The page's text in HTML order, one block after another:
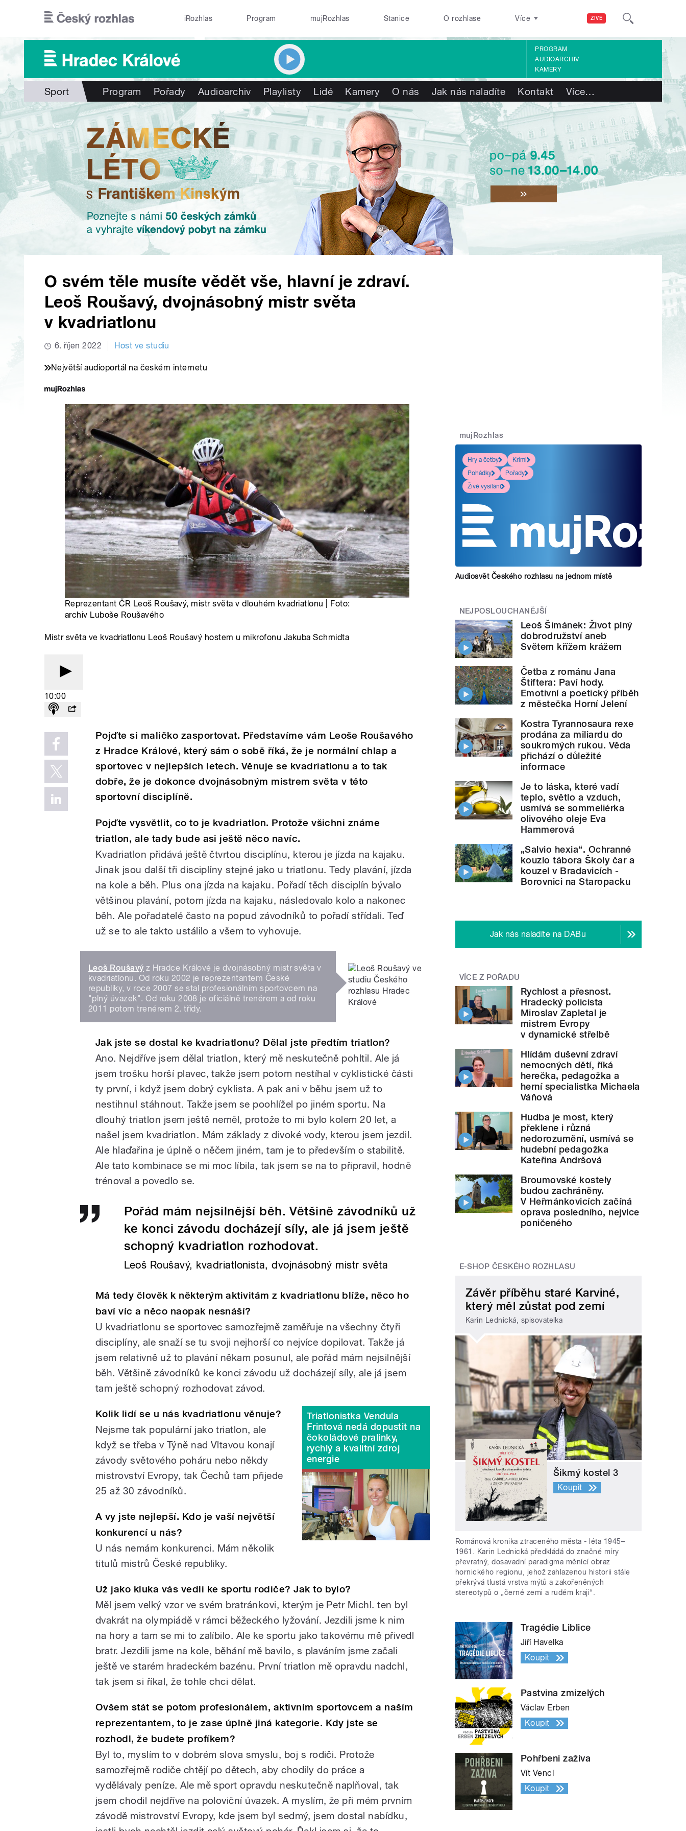
ŽIVĚ
iRozhlas Program mujRozhlas Stanice O rozhlase Více
PROGRAM
AUDIOARCHIV
KAMERY
Sport Program Pořady Audioarchiv Playlisty Lidé Kamery O nás Jak nás naladíte Kontakt Více…
O svém těle musíte vědět vše, hlavní je zdraví.
Leoš Roušavý, dvojnásobný mistr světa
v kvadriatlonu
6. říjen 2022 Host ve studiu
Největší audioportál na českém internetu
Reprezentant ČR Leoš Roušavý, mistr světa v dlouhém kvadriatlonu | Foto:
archiv Luboše Roušavého
Mistr světa ve kvadriatlonu Leoš Roušavý hostem u mikrofonu Jakuba Schmidta
10:00
Pojďte si maličko zasportovat. Představíme vám Leoše Roušavého
z Hradce Králové, který sám o sobě říká, že je normální chlap a
sportovec v nejlepších letech. Věnuje se kvadriatlonu a to tak
dobře, že je dokonce dvojnásobným mistrem světa v této
sportovní disciplíně.
Pojďte vysvětlit, co to je kvadriatlon. Protože všichni známe
triatlon, ale tady bude asi ještě něco navíc.
Kvadriatlon přidává ještě čtvrtou disciplínu, kterou je jízda na kajaku.
Jinak jsou další tři disciplíny stejné jako u triatlonu. Tedy plavání, jízda
na kole a běh. Plus ona jízda na kajaku. Pořadí těch disciplín bývalo
většinou plavání, potom jízda na kajaku, následovalo kolo a nakonec
běh. Ale pořadatelé často na popud závodníků to pořadí střídali. Teď
už se to ale takto ustálilo a všem to vyhovuje.
Leoš Roušavý z Hradce Králové je dvojnásobný mistr světa v
kvadriatlonu. Od roku 2002 je reprezentantem České
republiky, v roce 2007 se stal profesionálním sportovcem na
"plný úvazek". Od roku 2008 je oficiálně trenérem a od roku
2011 potom trenérem 2. třídy.
Jak jste se dostal ke kvadriatlonu? Dělal jste předtím triatlon?
Ano. Nejdříve jsem dělal triatlon, který mě neskutečně pohltil. Ale já
jsem trošku horší plavec, takže jsem potom nestíhal v cyklistické části
ty první, i když jsem dobrý cyklista. A pak ani v běhu jsem už to
nestihnul stáhnout. Takže jsem se poohlížel po jiném sportu. Na
dlouhý triatlon jsem ještě neměl, protože to mi bylo kolem 20 let, a
našel jsem kvadriatlon. Mám základy z divoké vody, kterou jsem jezdil.
Ale hlaďařina je úplně o něčem jiném, tam je to především o stabilitě.
Ale tato kombinace se mi moc líbila, tak jsem se na to připravil, hodně
trénoval a povedlo se.
Pořád mám nejsilnější běh. Většině závodníků už
ke konci závodu docházejí síly, ale já jsem ještě
schopný kvadriatlon rozhodovat.
Leoš Roušavý, kvadriatlonista, dvojnásobný mistr světa
Má tedy člověk k některým aktivitám z kvadriatlonu blíže, něco ho
baví víc a něco naopak nesnáší?
U kvadriatlonu se sportovec samozřejmě zaměřuje na všechny čtyři
disciplíny, ale snaží se tu svoji nejhorší co nejvíce dopilovat. Takže já
jsem relativně už to plavání někam posunul, ale pořád mám nejsilnější
běh. Většině závodníků ke konci závodu už docházejí síly, ale já jsem
tam ještě schopný rozhodovat závod.
Triatlonistka Vendula
Frintová nedá dopustit na
čokoládové pralinky,
rychlý a kvalitní zdroj
energie
Kolik lidí se u nás kvadriatlonu věnuje?
Nejsme tak populární jako triatlon, ale
když se třeba v Týně nad Vltavou konají
závody světového poháru nebo někdy
mistrovství Evropy, tak Čechů tam přijede
25 až 30 závodníků.
A vy jste nejlepší. Kdo je vaší největší
konkurencí u nás?
U nás nemám konkurenci. Mám několik
titulů mistrů České republiky.
Už jako kluka vás vedli ke sportu rodiče? Jak to bylo?
Měl jsem velký vzor ve svém bratránkovi, kterým je Petr Michl. ten byl
dvakrát na olympiádě v rámci běžeckého lyžování. Jezdili jsme k nim
na hory a tam se mi to zalíbilo. Ale ke sportu jako takovému mě přivedl
bratr. Jezdili jsme na kole, běhání mě bavilo, s plaváním jsme začali
ještě ve starém hradeckém bazénu. První triatlon mě opravdu nadchl,
tak jsem si říkal, že tohle chci dělat.
Ovšem stát se potom profesionálem, aktivním sportovcem a naším
reprezentantem, to je zase úplně jiná kategorie. Kdy jste se
rozhodl, že budete profíkem?
Byl to, myslím to v dobrém slova smyslu, boj s rodiči. Protože
samozřejmě rodiče chtějí po dětech, aby chodily do práce a
vydělávaly peníze. Ale mě sport opravdu neskutečně naplňoval, tak
jsem chodil nejdříve na poloviční úvazek. A myslím, že při mém prvním
závodě mistrovství Evropy, kde jsem byl sedmý, jsem dostal nabídku,
mujRozhlas
Hry a četby
Krimi
Pohádky
Pořady
Živé vysílání
Audiosvět Českého rozhlasu na jednom místě
NEJPOSLOUCHANĚJŠÍ
Leoš Šimánek: Život plný
dobrodružství aneb
Světem křížem krážem
Četba z románu Jana
Štiftera: Paví hody.
Emotivní a poetický příběh
z městečka Horní Jelení
Kostra Tyrannosaura rexe
prodána za miliardu do
soukromých rukou. Věda
přichází o důležité
informace
Je to láska, které vadí
teplo, světlo a vzduch,
usmívá se sommeliérka
olivového oleje Eva
Hammerová
„Salvio hexia“. Ochranné
kouzlo tábora Školy čar a
kouzel v Bradavicích -
Borovnici na Staropacku
Jak nás naladíte na DABu
VÍCE Z POŘADU
Rychlost a přesnost.
Hradecký policista
Miroslav Zapletal je
mistrem Evropy
v dynamické střelbě
Hlídám duševní zdraví
nemocných dětí, říká
herečka, pedagožka a
herní specialistka Michaela
Váňová
Hudba je most, který
překlene i různá
nedorozumění, usmívá se
hudební pedagožka
Kateřina Andršová
Broumovské kostely
budou zachráněny.
V Heřmánkovicích začíná
oprava posledního, nejvíce
poničeného
E-SHOP ČESKÉHO ROZHLASU
Závěr příběhu staré Karviné,
který měl zůstat pod zemí
Karin Lednická, spisovatelka
Šikmý kostel 3
Koupit
Románová kronika ztraceného města - léta 1945–
1961. Karin Lednická předkládá do značné míry
převratný, dosavadní paradigma měnící obraz
hornického regionu, jehož zahlazenou historii stále
překrývá tlustá vrstva mýtů a zakořeněných
stereotypů o „černé zemi a rudém kraji“.
Tragédie Liblice
Jiří Havelka
Koupit
Pastvina zmizelých
Václav Erben
Koupit
Pohřbeni zaživa
Vít Vencl
Koupit